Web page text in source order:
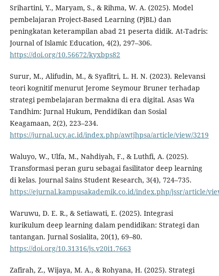
Srihartini, Y., Maryam, S., & Rihma, W. A. (2025). Model
pembelajaran Project-Based Learning (PjBL) dan
peningkatan keterampilan abad 21 peserta didik. At-Tadris:
Journal of Islamic Education, 4(2), 297–306.
https://doi.org/10.56672/kyxbps82
Surur, M., Alifudin, M., & Syafitri, L. H. N. (2023). Relevansi
teori kognitif menurut Jerome Seymour Bruner terhadap
strategi pembelajaran bermakna di era digital. Asas Wa
Tandhim: Jurnal Hukum, Pendidikan dan Sosial
Keagamaan, 2(2), 223–234.
https://jurnal.ucy.ac.id/index.php/awtjhpsa/article/view/3219
Waluyo, W., Ulfa, M., Nahdiyah, F., & Luthfi, A. (2025).
Transformasi peran guru sebagai fasilitator deep learning
di kelas. Journal Sains Student Research, 3(4), 724–735.
https://ejurnal.kampusakademik.co.id/index.php/jssr/article/
Waruwu, D. E. R., & Setiawati, E. (2025). Integrasi
kurikulum deep learning dalam pendidikan: Strategi dan
tantangan. Jurnal Sosialita, 20(1), 69–80.
https://doi.org/10.31316/js.v20i1.7663
Zafirah, Z., Wijaya, M. A., & Rohyana, H. (2025). Strategi